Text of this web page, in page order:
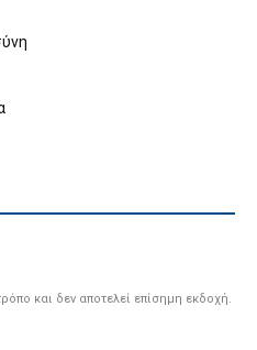
και δεν αποτελεί επίσημη εκδοχή.